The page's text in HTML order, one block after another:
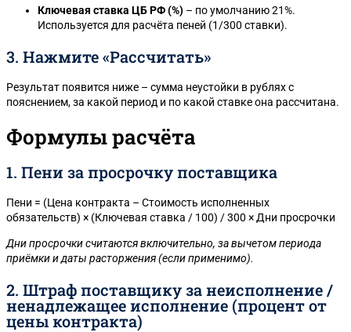
Ключевая ставка ЦБ РФ (%) – по умолчанию 21%.
Используется для расчёта пеней (1/300 ставки).
3. Нажмите «Рассчитать»
Результат появится ниже – сумма неустойки в рублях с
пояснением, за какой период и по какой ставке она рассчитана.
Формулы расчёта
1. Пени за просрочку поставщика
Пени = (Цена контракта – Стоимость исполненных
обязательств) × (Ключевая ставка / 100) / 300 × Дни просрочки
Дни просрочки считаются включительно, за вычетом периода
приёмки и даты расторжения (если применимо).
2. Штраф поставщику за неисполнение /
ненадлежащее исполнение (процент от
цены контракта)